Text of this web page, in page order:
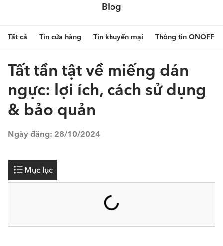
Blog
Tất cả Tin cửa hàng Tin khuyến mại Thông tin ONOFF
Tất tần tật về miếng dán
ngực: lợi ích, cách sử dụng
& bảo quản
Ngày đăng: 28/10/2024
Mục lục